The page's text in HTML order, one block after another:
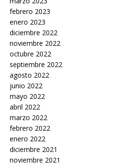
febrero 2023
enero 2023
diciembre 2022
noviembre 2022
octubre 2022
septiembre 2022
agosto 2022
junio 2022
mayo 2022
abril 2022
marzo 2022
febrero 2022
enero 2022
diciembre 2021
noviembre 2021